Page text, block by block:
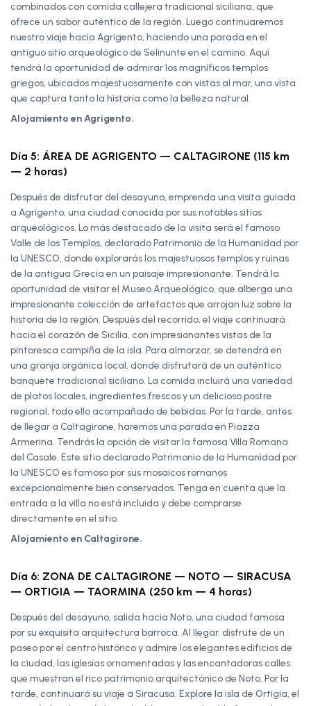
combinados con comida callejera tradicional siciliana, que
ofrece un sabor auténtico de la región. Luego continuaremos
nuestro viaje hacia Agrigento, haciendo una parada en el
antiguo sitio arqueológico de Selinunte en el camino. Aquí
tendrá la oportunidad de admirar los magníficos templos
griegos, ubicados majestuosamente con vistas al mar, una vista
que captura tanto la historia como la belleza natural.
Alojamiento en Agrigento.
Día 5: ÁREA DE AGRIGENTO — CALTAGIRONE (115 km
— 2 horas)
Después de disfrutar del desayuno, emprenda una visita guiada
a Agrigento, una ciudad conocida por sus notables sitios
arqueológicos. Lo más destacado de la visita será el famoso
Valle de los Templos, declarado Patrimonio de la Humanidad por
la UNESCO, donde explorarás los majestuosos templos y ruinas
de la antigua Grecia en un paisaje impresionante. Tendrá la
oportunidad de visitar el Museo Arqueológico, que alberga una
impresionante colección de artefactos que arrojan luz sobre la
historia de la región. Después del recorrido, el viaje continuará
hacia el corazón de Sicilia, con impresionantes vistas de la
pintoresca campiña de la isla. Para almorzar, se detendrá en
una granja orgánica local, donde disfrutará de un auténtico
banquete tradicional siciliano. La comida incluirá una variedad
de platos locales, ingredientes frescos y un delicioso postre
regional, todo ello acompañado de bebidas. Por la tarde, antes
de llegar a Caltagirone, haremos una parada en Piazza
Armerina. Tendrás la opción de visitar la famosa Villa Romana
del Casale. Este sitio declarado Patrimonio de la Humanidad por
la UNESCO es famoso por sus mosaicos romanos
excepcionalmente bien conservados. Tenga en cuenta que la
entrada a la villa no está incluida y debe comprarse
directamente en el sitio.
Alojamiento en Caltagirone.
Día 6: ZONA DE CALTAGIRONE — NOTO — SIRACUSA
— ORTIGIA — TAORMINA (250 km — 4 horas)
Después del desayuno, salida hacia Noto, una ciudad famosa
por su exquisita arquitectura barroca. Al llegar, disfrute de un
paseo por el centro histórico y admire los elegantes edificios de
la ciudad, las iglesias ornamentadas y las encantadoras calles
que muestran el rico patrimonio arquitectónico de Noto. Por la
tarde, continuará su viaje a Siracusa. Explore la isla de Ortigia, el